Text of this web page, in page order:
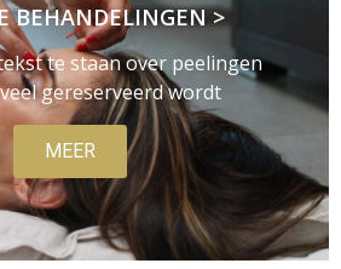
BEHANDELINGEN >
te staan over peelingen
gereserveerd wordt
MEER